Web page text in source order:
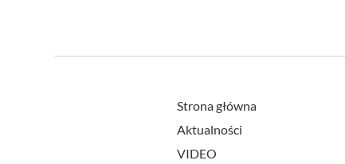
Strona główna
Aktualności
VIDEO